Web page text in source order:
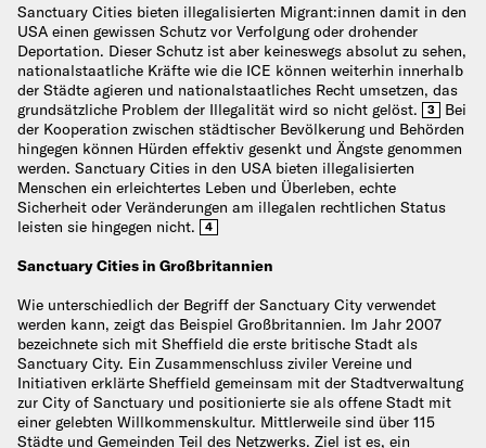
Sanctuary Cities bieten illegalisierten Migrant:innen damit in den
USA einen gewissen Schutz vor Verfolgung oder drohender
Deportation. Dieser Schutz ist aber keineswegs absolut zu sehen,
nationalstaatliche Kräfte wie die ICE können weiterhin innerhalb
der Städte agieren und nationalstaatliches Recht umsetzen, das
grundsätzliche Problem der Illegalität wird so nicht gelöst.
3
Bei
der Kooperation zwischen städtischer Bevölkerung und Behörden
hingegen können Hürden effektiv gesenkt und Ängste genommen
werden. Sanctuary Cities in den USA bieten illegalisierten
Menschen ein erleichtertes Leben und Überleben, echte
Sicherheit oder Veränderungen am illegalen rechtlichen Status
leisten sie hingegen nicht.
4
Sanctuary Cities in Großbritannien
Wie unterschiedlich der Begriff der Sanctuary City verwendet
werden kann, zeigt das Beispiel Großbritannien. Im Jahr 2007
bezeichnete sich mit Sheffield die erste britische Stadt als
Sanctuary City. Ein Zusammenschluss ziviler Vereine und
Initiativen erklärte Sheffield gemeinsam mit der Stadtverwaltung
zur City of Sanctuary und positionierte sie als offene Stadt mit
einer gelebten Willkommenskultur. Mittlerweile sind über 115
Städte und Gemeinden Teil des Netzwerks. Ziel ist es, ein